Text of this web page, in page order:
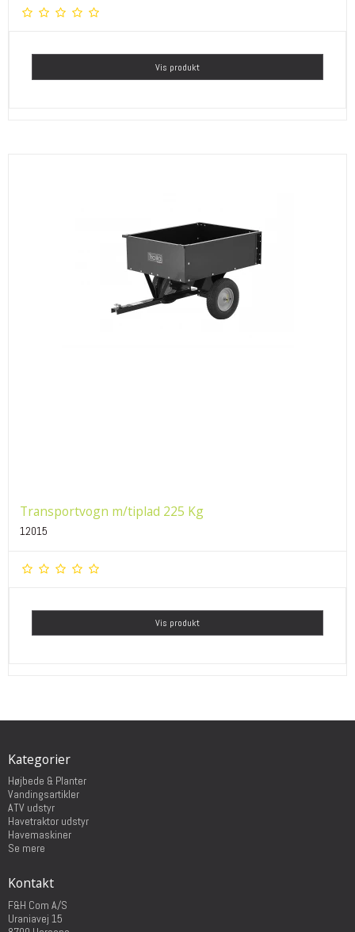
Vis produkt
Transportvogn m/tiplad 225 Kg
12015
Vis produkt
Kategorier
Højbede & Planter
Vandingsartikler
ATV udstyr
Havetraktor udstyr
Havemaskiner
Se mere
Kontakt
F&H Com A/S
Uraniavej 15